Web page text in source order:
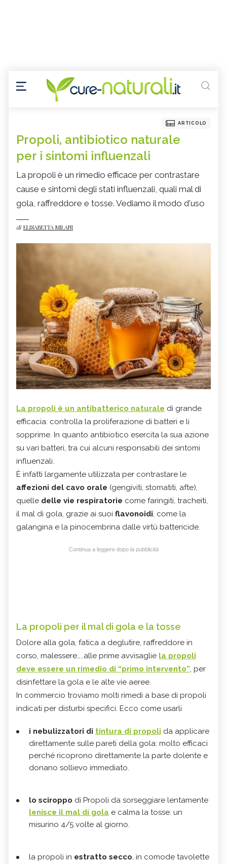
ARTICOLO
Propoli, antibiotico naturale
per i sintomi influenzali
La propoli è un rimedio efficace per contrastare
cause e sintomi degli stati influenzali, quali mal di
gola, raffreddore e tosse. Vediamo il modo d'uso
di ELISABETTA MILANI
La propoli è un antibatterico naturale di grande
efficacia: controlla la proliferazione di batteri e li
sopprime. In quanto antibiotico esercita la sua azione
su vari batteri, tra cui alcuni responsabili dei sintomi
influenzali.
È infatti largamente utilizzata per contrastare le
affezioni del cavo orale (gengiviti, stomatiti, afte),
quelle delle vie respiratorie come faringiti, tracheiti,
il mal di gola, grazie ai suoi flavonoidi, come la
galangina e la pinocembrina dalle virtù battericide.
Continua a leggere dopo la pubblicità
La propoli per il mal di gola e la tosse
Dolore alla gola, fatica a deglutire, raffreddore in
corso, malessere…..alle prime avvisaglie la propoli
deve essere un rimedio di “primo intervento”, per
disinfettare la gola e le alte vie aeree.
In commercio troviamo molti rimedi a base di propoli
indicati per disturbi specifici. Ecco come usarli
i nebulizzatori di tintura di propoli da applicare
direttamente sulle pareti della gola: molto efficaci
perché ricoprono direttamente la parte dolente e
donano sollievo immediato.
lo sciroppo di Propoli da sorseggiare lentamente
lenisce il mal di gola e calma la tosse: un
misurino 4/5 volte al giorno.
la propoli in estratto secco, in comode tavolette